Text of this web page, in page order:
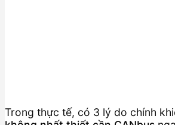
Trong thực tế, có 3 lý do chính